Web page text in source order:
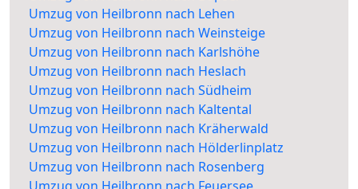
Umzug von Heilbronn nach Lehen
Umzug von Heilbronn nach Weinsteige
Umzug von Heilbronn nach Karlshöhe
Umzug von Heilbronn nach Heslach
Umzug von Heilbronn nach Südheim
Umzug von Heilbronn nach Kaltental
Umzug von Heilbronn nach Kräherwald
Umzug von Heilbronn nach Hölderlinplatz
Umzug von Heilbronn nach Rosenberg